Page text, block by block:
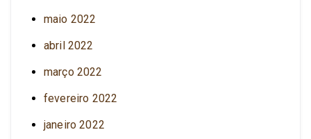
maio 2022
abril 2022
março 2022
fevereiro 2022
janeiro 2022